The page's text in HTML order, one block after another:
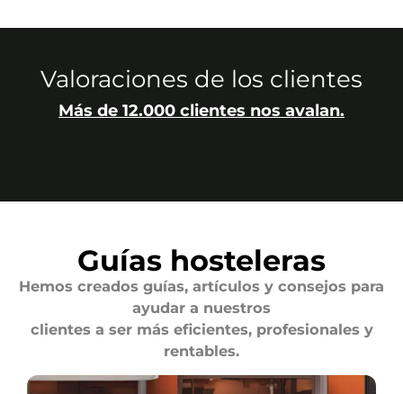
Valoraciones de los clientes
Más de 12.000 clientes nos avalan.
Guías hosteleras
Hemos creados guías, artículos y consejos para
ayudar a nuestros
clientes a ser más eficientes, profesionales y
rentables.